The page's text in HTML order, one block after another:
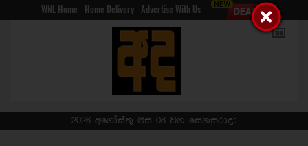
WNL Home Home Delivery Advertise With Us
2026 අගෝස්තු මස 08 වන සෙනසුරාදා